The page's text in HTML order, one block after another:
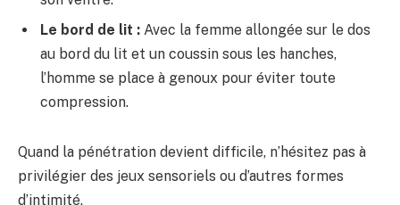
Le bord de lit : Avec la femme allongée sur le dos
au bord du lit et un coussin sous les hanches,
l’homme se place à genoux pour éviter toute
compression.
Quand la pénétration devient difficile, n’hésitez pas à
privilégier des jeux sensoriels ou d’autres formes
d’intimité.